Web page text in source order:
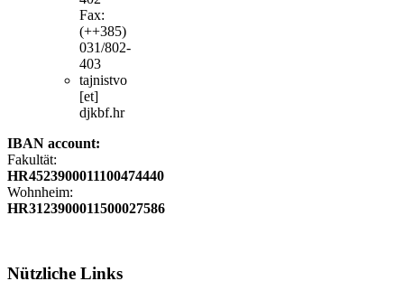
Fax:
(++385)
031/802-
403
tajnistvo
[et]
djkbf.hr
IBAN account:
Fakultät:
HR4523900011100474440
Wohnheim:
HR3123900011500027586
Nützliche Links